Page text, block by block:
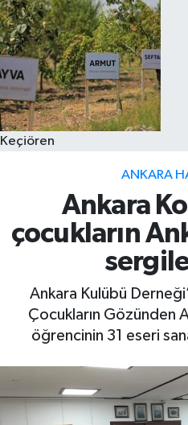
Keçiören
ANKARA
Ankara
çocukların
Ankara Kulübü
Çocukların Gözünden
öğrencinin 31 eseri